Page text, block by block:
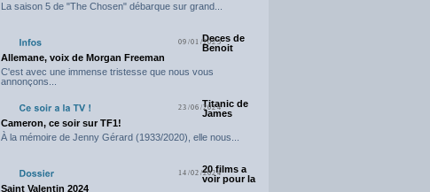
La saison 5 de "The Chosen" débarque sur grand...
09/01/2025Deces de
Benoit
Allemane, voix de Morgan Freeman
C'est avec une immense tristesse que nous vous
annonçons...
23/06/2024Titanic de
James
Cameron, ce soir sur TF1!
À la mémoire de Jenny Gérard (1933/2020), elle nous...
14/02/202420 films a
voir pour la
Saint Valentin 2024